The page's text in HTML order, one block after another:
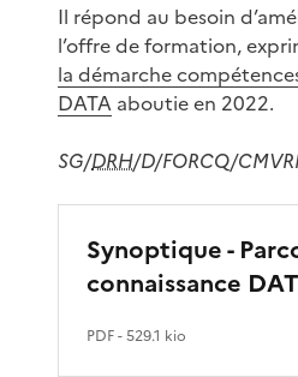
Il répond au besoin
l’offre de formation,
la démarche
DATA aboutie en 2022.
SG/DRH/D/FORCQ/
Synoptique -
connaissance
PDF- 529.1 kio